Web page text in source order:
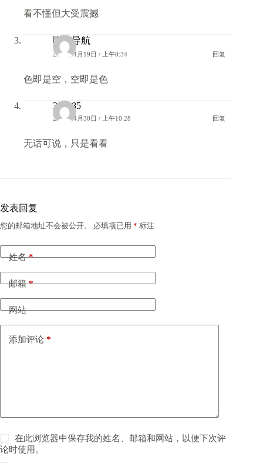
看不懂但大受震撼
啪啪导航
2026年4月19日 / 上午8:34 回复
色即是空，空即是色
333985
2026年4月30日 / 上午10:28 回复
无话可说，只是看看
发表回复
您的邮箱地址不会被公开。 必填项已用 * 标注
姓名*
邮箱*
网站
添加评论 *
在此浏览器中保存我的姓名、邮箱和网站，以便下次评
论时使用。